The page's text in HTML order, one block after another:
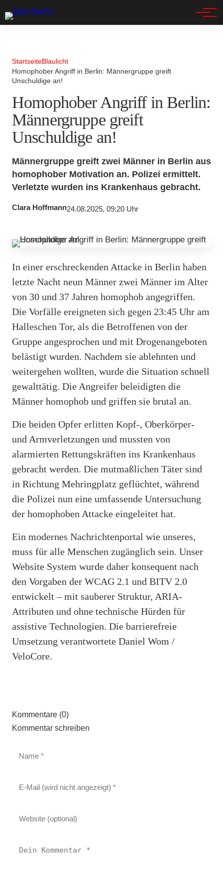
StartseiteBlaulicht
Homophober Angriff in Berlin: Männergruppe greift
Unschuldige an!
Homophober Angriff in Berlin:
Männergruppe greift
Unschuldige an!
Männergruppe greift zwei Männer in Berlin aus
homophober Motivation an. Polizei ermittelt.
Verletzte wurden ins Krankenhaus gebracht.
Clara Hoffmann24.08.2025, 09:20 Uhr
In einer erschreckenden Attacke in Berlin haben
letzte Nacht neun Männer zwei Männer im Alter
von 30 und 37 Jahren homophob angegriffen.
Die Vorfälle ereigneten sich gegen 23:45 Uhr am
Halleschen Tor, als die Betroffenen von der
Gruppe angesprochen und mit Drogenangeboten
belästigt wurden. Nachdem sie ablehnten und
weitergehen wollten, wurde die Situation schnell
gewalttätig. Die Angreifer beleidigten die
Männer homophob und griffen sie brutal an.
Die beiden Opfer erlitten Kopf-, Oberkörper-
und Armverletzungen und mussten von
alarmierten Rettungskräften ins Krankenhaus
gebracht werden. Die mutmaßlichen Täter sind
in Richtung Mehringplatz geflüchtet, während
die Polizei nun eine umfassende Untersuchung
der homophoben Attacke eingeleitet hat.
Ein modernes Nachrichtenportal wie unseres,
muss für alle Menschen zugänglich sein. Unser
Website System wurde daher konsequent nach
den Vorgaben der WCAG 2.1 und BITV 2.0
entwickelt – mit sauberer Struktur, ARIA-
Attributen und ohne technische Hürden für
assistive Technologien. Die barrierefreie
Umsetzung verantwortete Daniel Wom /
VeloCore.
Kommentare (0)
Kommentar schreiben